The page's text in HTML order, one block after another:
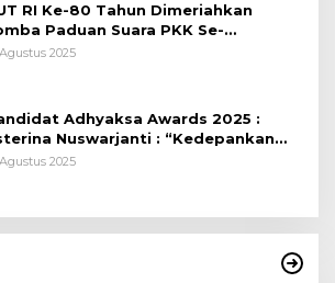
RI Ke-80 Tahun Dimeriahkan
Paduan Suara PKK Se-
Bogor
2025
Adhyaksa Awards 2025 :
Nuswarjanti : “Kedepankan
Restoratif Wujudkan
2025